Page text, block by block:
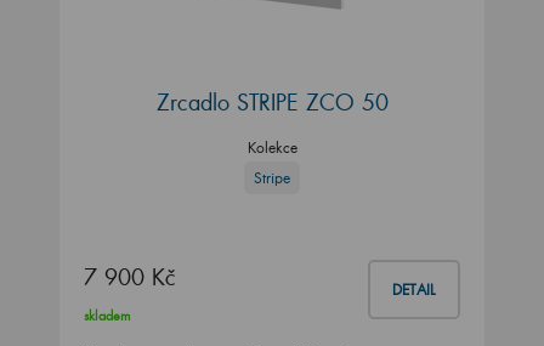
Zrcadlo STRIPE ZCO 50
Kolekce
Stripe
7 900 Kč DETAIL
skladem